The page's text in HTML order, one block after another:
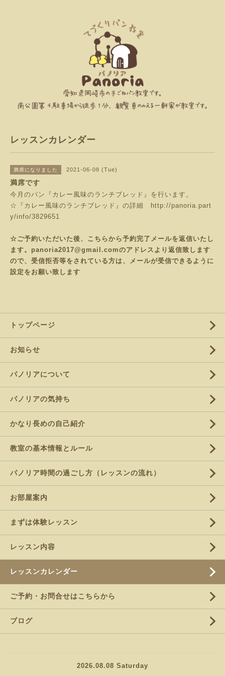
レッスンカレンダー
満席になりました 2021-06-08 (Tue)
満席です
今月のパン『カレー風味のランチブレッド』を行います。
☆『カレー風味のランチブレッド』の詳細
http://panoria.part
y/info/3829651
☆ご予約いただいた後、こちらから予約完了メールを返信いたし
ます。panoria2017@gmail.comのアドレスより返信致します
ので、受信拒否等をされている方は、メールが受信できるように
設定をお願い致します
トップページ
お知らせ
パノリアについて
パノリアの気持ち
かなり長めの自己紹介
教室の基本情報とルール
パノリア時間の過ごし方（レッスンの流れ）
お部屋案内
まずは体験レッスン
レッスン内容
レッスンカレンダー
ご予約・お問合せはこちらから
ブログ
2026.08.08 Saturday